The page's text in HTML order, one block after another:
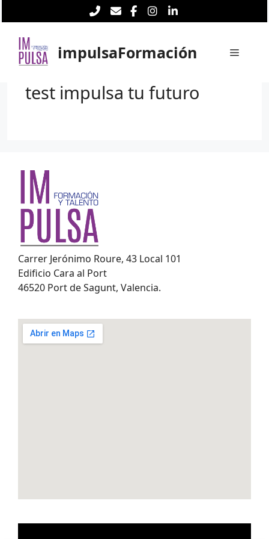
al
contenido
impulsaFormación Menú
test impulsa tu futuro
Carrer Jerónimo Roure, 43 Local 101
Edificio Cara al Port
46520 Port de Sagunt, Valencia.